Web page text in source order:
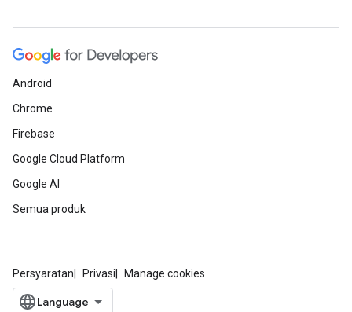
Android
Chrome
Firebase
Google Cloud Platform
Google AI
Semua produk
Persyaratan Privasi Manage cookies